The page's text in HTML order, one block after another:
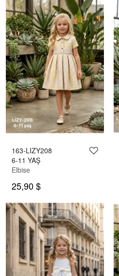
163-LIZY208
6-11 YAŞ
Elbise
25,90 $